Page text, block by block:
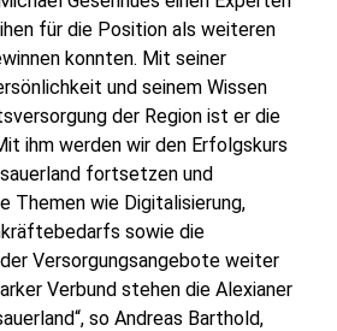
für die Position als weiteren
konnten. Mit seiner
und seinem Wissen
der Region ist er die
ihm werden wir den Erfolgskurs
fortsetzen und
Themen wie Digitalisierung,
sowie die
Versorgungsangebote weiter
Verbund stehen die Alexianer
so Andreas Barthold,